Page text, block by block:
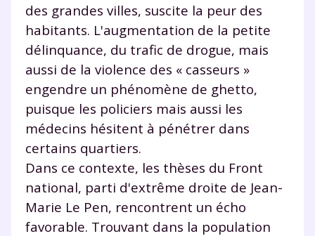
des grandes villes, suscite la peur des
habitants. L'augmentation de la petite
délinquance, du trafic de drogue, mais
aussi de la violence des « casseurs »
engendre un phénomène de ghetto,
puisque les policiers mais aussi les
médecins hésitent à pénétrer dans
certains quartiers.
Dans ce contexte, les thèses du Front
national, parti d'extrême droite de Jean-
Marie Le Pen, rencontrent un écho
favorable. Trouvant dans la population